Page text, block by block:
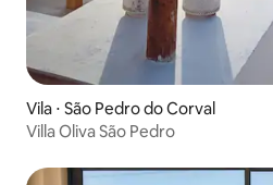
Vila ⋅ São Pedro do Corval
Villa Oliva São Pedro